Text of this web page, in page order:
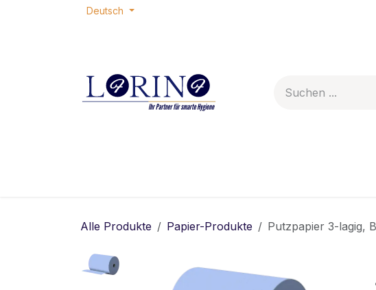
Zum Inhalt springenDeutsch
Alle Produkte Papier-Produkte Putzpapier 3-lagig,